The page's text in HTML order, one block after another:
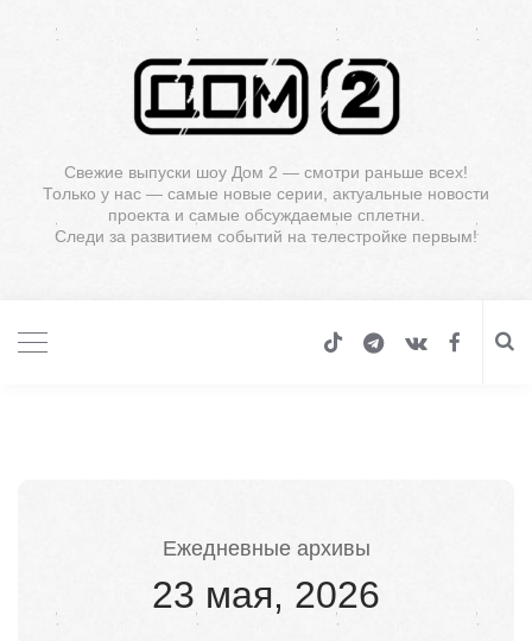
Свежие выпуски шоу Дом 2 — смотри раньше всех!
Только у нас — самые новые серии, актуальные новости
проекта и самые обсуждаемые сплетни.
Следи за развитием событий на телестройке первым!
Ежедневные архивы
23 мая, 2026